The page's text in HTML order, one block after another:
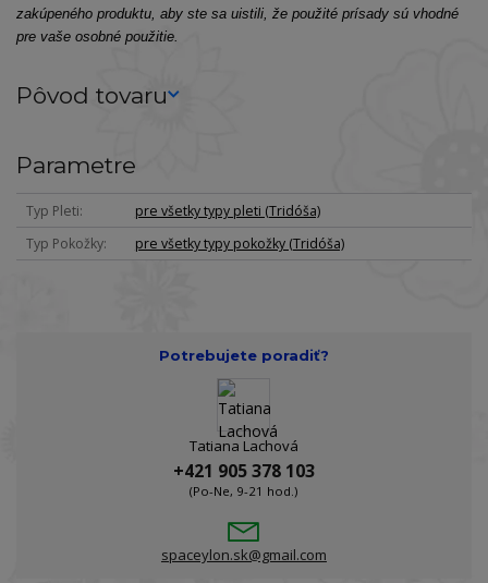
zakúpeného produktu, aby ste sa uistili, že použité prísady sú vhodné
pre vaše osobné použitie.
Pôvod tovaru
Parametre
Typ Pleti
pre všetky typy pleti (Tridóša)
Typ Pokožky
pre všetky typy pokožky (Tridóša)
Potrebujete poradiť?
Tatiana Lachová
+421 905 378 103
(Po-Ne, 9-21 hod.)
spaceylon.sk@gmail.com